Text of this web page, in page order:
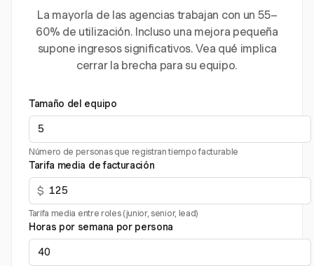
La mayoría de las agencias trabajan con un 55–
60% de utilización. Incluso una mejora pequeña
supone ingresos significativos. Vea qué implica
cerrar la brecha para su equipo.
Tamaño del equipo
Número de personas que registran tiempo facturable
Tarifa media de facturación
$
Tarifa media entre roles (junior, senior, lead)
Horas por semana por persona